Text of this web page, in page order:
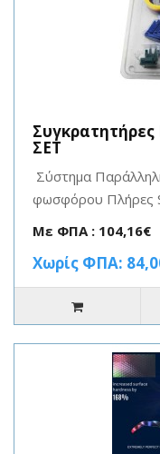
ΣΕΤ
Σύστημα
φωσφόρου Πλήρες
Με ΦΠΑ : 104,16€
Χωρίς ΦΠΑ: